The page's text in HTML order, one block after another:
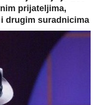
prijateljima,
drugim suradnicima